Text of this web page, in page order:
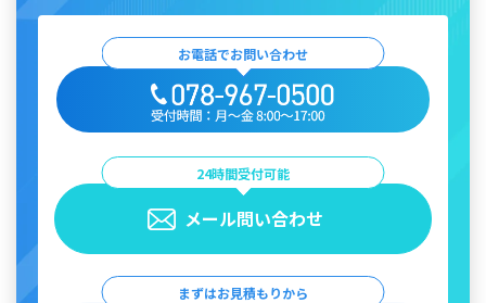
お電話でお問い合わせ
24時間受付可能
メール問い合わせ
まずはお見積もりから